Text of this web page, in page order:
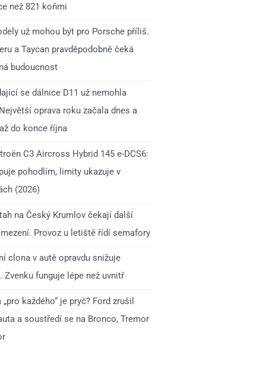
než 821 koňmi
už mohou být pro Porsche příliš.
a Taycan pravděpodobně čeká
budoucnost
se dálnice D11 už nemohla
oprava roku začala dnes a
do konce října
C3 Aircross Hybrid 145 e-DCS6:
pohodlím, limity ukazuje v
(2026)
na Český Krumlov čekají další
Provoz u letiště řídí semafory
clona v autě opravdu snižuje
Zvenku funguje lépe než uvnitř
každého“ je pryč? Ford zrušil
a soustředí se na Bronco, Tremor